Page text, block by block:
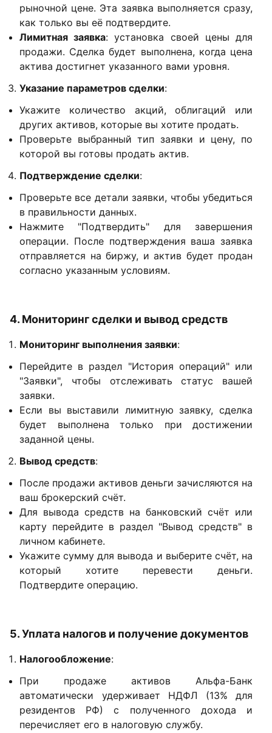
рыночной цене. Эта заявка выполняется сразу,
как только вы её подтвердите.
Лимитная заявка: установка своей цены для
продажи. Сделка будет выполнена, когда цена
актива достигнет указанного вами уровня.
Указание параметров сделки:
Укажите количество акций, облигаций или
других активов, которые вы хотите продать.
Проверьте выбранный тип заявки и цену, по
которой вы готовы продать актив.
Подтверждение сделки:
Проверьте все детали заявки, чтобы убедиться
в правильности данных.
Нажмите "Подтвердить" для завершения
операции. После подтверждения ваша заявка
отправляется на биржу, и актив будет продан
согласно указанным условиям.
4. Мониторинг сделки и вывод средств
Мониторинг выполнения заявки:
Перейдите в раздел "История операций" или
"Заявки", чтобы отслеживать статус вашей
заявки.
Если вы выставили лимитную заявку, сделка
будет выполнена только при достижении
заданной цены.
Вывод средств:
После продажи активов деньги зачисляются на
ваш брокерский счёт.
Для вывода средств на банковский счёт или
карту перейдите в раздел "Вывод средств" в
личном кабинете.
Укажите сумму для вывода и выберите счёт, на
который хотите перевести деньги.
Подтвердите операцию.
5. Уплата налогов и получение документов
Налогообложение:
При продаже активов Альфа-Банк
автоматически удерживает НДФЛ (13% для
резидентов РФ) с полученного дохода и
перечисляет его в налоговую службу.